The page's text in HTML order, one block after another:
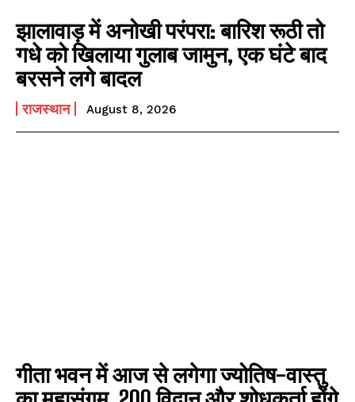
झालावाड़ में अनोखी परंपरा: बारिश रूठी तो
गधे को खिलाया गुलाब जामुन, एक घंटे बाद
बरसने लगे बादल
राजस्थान August 8, 2026
गीता भवन में आज से लगेगा ज्योतिष-वास्तु